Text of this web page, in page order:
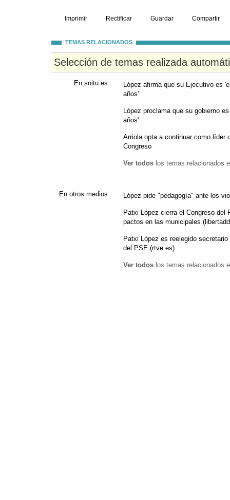
Imprimir Rectificar Guardar Compartir
TEMAS RELACIONADOS
Selección de temas realizada
En soitu.es
López afirma que su Ejecutivo es
años'
López proclama que su gobierno
años'
Arriola opta a continuar como líder
Congreso
Ver todos los temas relacionados
En otros medios López pide "pedagogía" ante los
Patxi López cierra el Congreso
pactos en las municipales
Patxi López es reelegido
del PSE (rtve.es)
Ver todos los temas relacionados